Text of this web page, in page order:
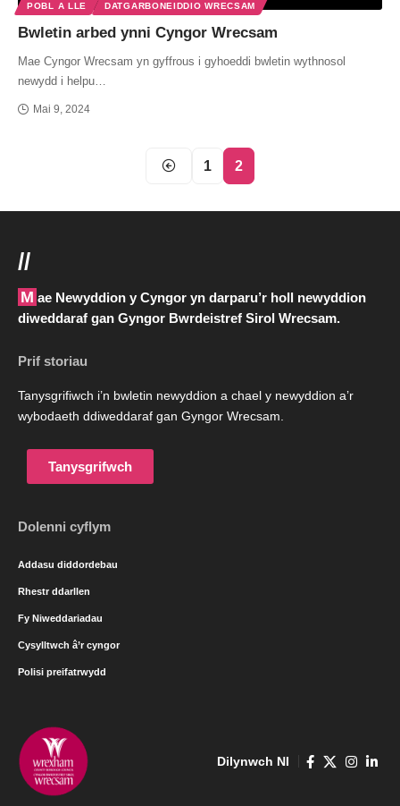
POBL A LLE DATGARBONEIDDIO WRECSAM
Bwletin arbed ynni Cyngor Wrecsam
Mae Cyngor Wrecsam yn gyffrous i gyhoeddi bwletin wythnosol
newydd i helpu…
Mai 9, 2024
1 2
//
Mae Newyddion y Cyngor yn darparu’r holl newyddion
diweddaraf gan Gyngor Bwrdeistref Sirol Wrecsam.
Prif storiau
Tanysgrifiwch i’n bwletin newyddion a chael y newyddion a’r
wybodaeth ddiweddaraf gan Gyngor Wrecsam.
Tanysgrifwch
Dolenni cyflym
Addasu diddordebau
Rhestr ddarllen
Fy Niweddariadau
Cysylltwch â’r cyngor
Polisi preifatrwydd
Dilynwch NI